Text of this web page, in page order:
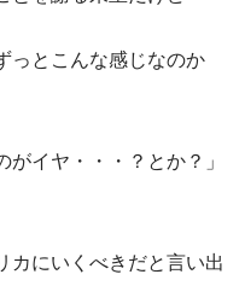
っとこんな感じなのか
イヤ・・・？とか？」
カにいくべきだと言い出